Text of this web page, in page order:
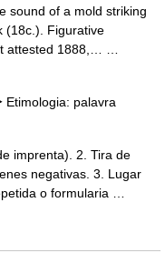
sound of a mold striking
(18c.). Figurative
attested 1888,… …
palavra
imprenta). 2. Tira de
negativas. 3. Lugar
o formularia …